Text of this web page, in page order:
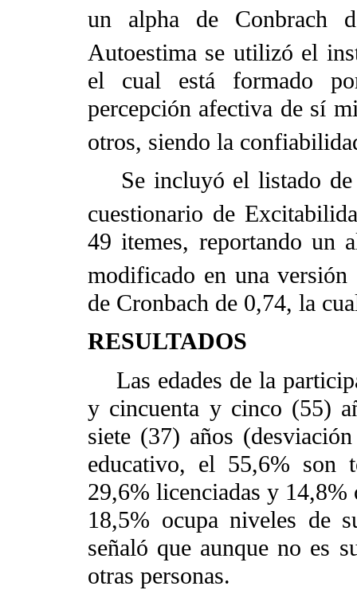
un alpha de Conbrach
Autoestima se utilizó el
el cual está formado
percepción afectiva de sí
otros, siendo la
Se incluyó el listado de
cuestionario de
49 itemes, reportando un
modificado en una
de Cronbach de 0,74, la
RESULTADOS
Las edades de la
y cincuenta y cinco (55)
siete (37) años
educativo, el 55,6% son
29,6% licenciadas y
18,5% ocupa niveles de
señaló que aunque no es
otras personas.